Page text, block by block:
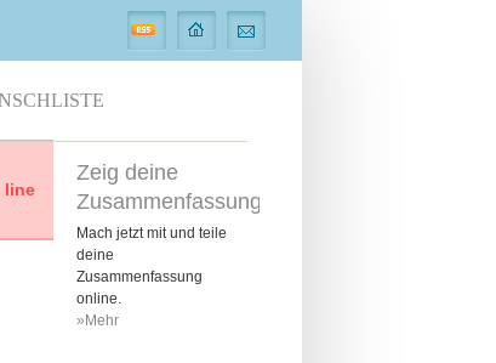
line
Zeig deine
Zusammenfassung
Mach jetzt mit und teile
deine
Zusammenfassung
online.
»Mehr